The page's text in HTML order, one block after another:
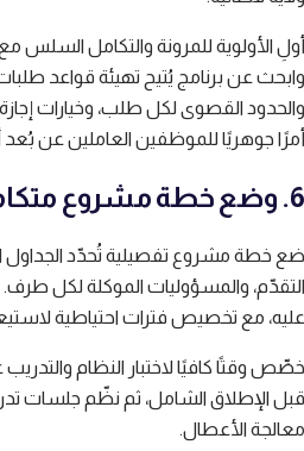
أولِ الأولوية للمرونة والتكامل السلس
وابحث عن برنامج يُتيح تهيئة قواعد
والحدود القصوى لكل طلب، وخيارات
أمرًا جوهريًا للموظفين العاملين عن بُعد
6. وضع خطة مشروع متكاملة
ضع خطة مشروع تفصيلية تُحدّد الجداول
التقدّم، والمسؤوليات الموكلة لكل طرف.
عليه، مع تخصيص فترات احتياطية
خصِّص وقتًا كافيًا لاختبار النظام
قبل الإطلاق الشامل، ثم نظّم جلسات
معالجة الأعطال.